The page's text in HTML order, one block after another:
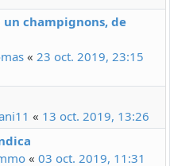
un champignons, de
« 23 oct. 2019, 23:15
« 13 oct. 2019, 13:26
« 03 oct. 2019, 11:31